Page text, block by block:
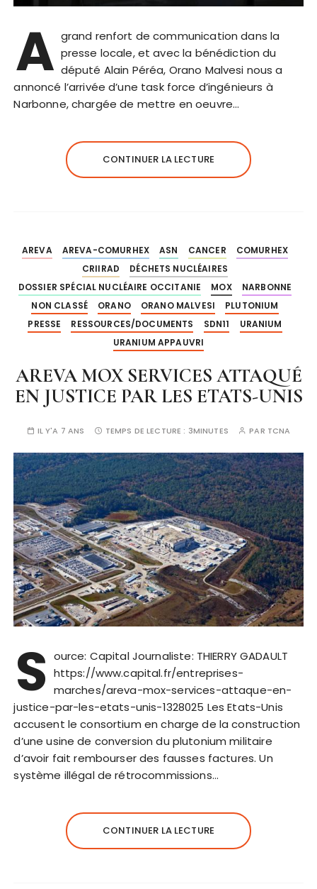
A grand renfort de communication dans la
presse locale, et avec la bénédiction du
député Alain Péréa, Orano Malvesi nous a
annoncé l’arrivée d’une task force d’ingénieurs à
Narbonne, chargée de mettre en oeuvre…
CONTINUER LA LECTURE
AREVA AREVA-COMURHEX ASN CANCER
COMURHEX
CRIIRAD
DÉCHETS NUCLÉAIRES
DOSSIER SPÉCIAL NUCLÉAIRE OCCITANIE
MOX
NARBONNE
NON CLASSÉ
ORANO ORANO MALVESI
PLUTONIUM
PRESSE
RESSOURCES/DOCUMENTS SDN11
URANIUM
URANIUM APPAUVRI
AREVA MOX SERVICES ATTAQUÉ
EN JUSTICE PAR LES ETATS-UNIS
IL Y'A 7 ANS TEMPS DE LECTURE : 3MINUTES PAR TCNA
S ource: Capital Journaliste: THIERRY GADAULT
https://www.capital.fr/entreprises-
marches/areva-mox-services-attaque-en-
justice-par-les-etats-unis-1328025 Les Etats-Unis
accusent le consortium en charge de la construction
d’une usine de conversion du plutonium militaire
d’avoir fait rembourser des fausses factures. Un
système illégal de rétrocommissions…
CONTINUER LA LECTURE